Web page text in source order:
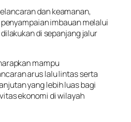
dan keamanan,
imbauan melalui
di sepanjang jalur
mampu
arus lalu lintas serta
yang lebih luas bagi
ekonomi di wilayah